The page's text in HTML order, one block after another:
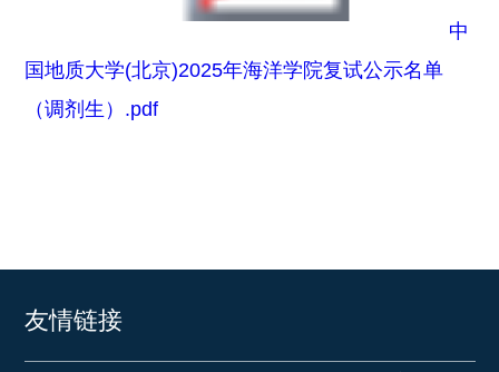
中
国地质大学(北京)2025年海洋学院复试公示名单
（调剂生）.pdf
友情链接